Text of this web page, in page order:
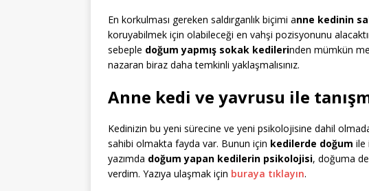
En korkulması gereken saldırganlık biçimi anne kedinin
koruyabilmek için olabileceği en vahşi pozisyonunu
sebeple doğum yapmış sokak kedilerinden mümkün
nazaran biraz daha temkinli yaklaşmalısınız.
Anne kedi ve yavrusu ile
Kedinizin bu yeni sürecine ve yeni psikolojisine dahil
sahibi olmakta fayda var. Bunun için kedilerde doğum ile
yazımda doğum yapan kedilerin psikolojisi, doğuma
verdim. Yazıya ulaşmak için buraya tıklayın.